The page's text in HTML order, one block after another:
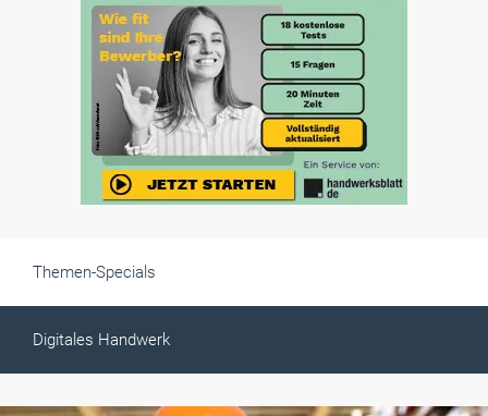
Themen-Specials
Digitales Handwerk